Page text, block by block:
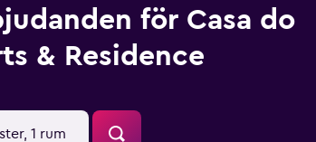
för Casa do
& Residence
1 rum